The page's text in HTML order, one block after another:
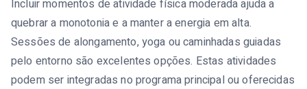
Incluir momentos de atividade física moderada ajuda a
quebrar a monotonia e a manter a energia em alta.
Sessões de alongamento, yoga ou caminhadas guiadas
pelo entorno são excelentes opções. Estas atividades
podem ser integradas no programa principal ou oferecidas